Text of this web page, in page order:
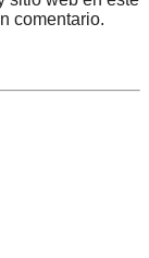
comentario.